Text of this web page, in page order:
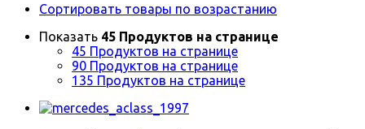
Сортировать товары по возрастанию
Показать 45 Продуктов на странице
45 Продуктов на странице
90 Продуктов на странице
135 Продуктов на странице